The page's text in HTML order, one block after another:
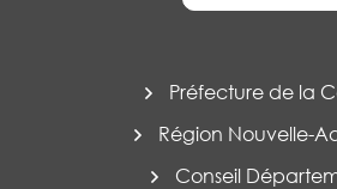
Préfecture de la
Région Nouvelle-
Conseil